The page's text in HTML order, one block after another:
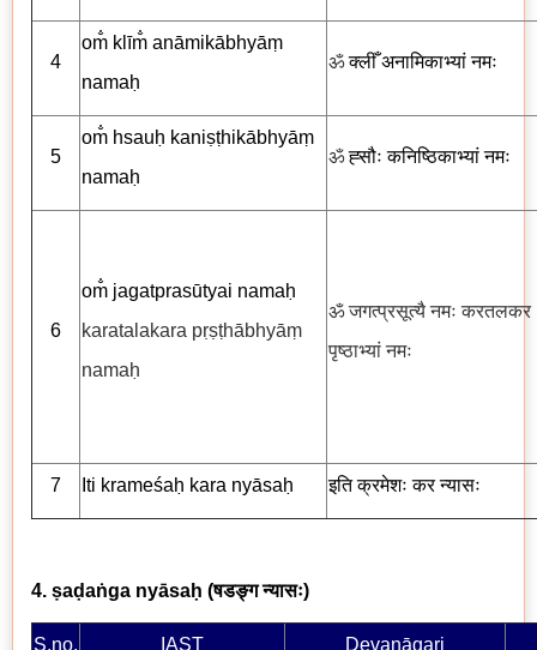
4
om̐ klīm̐ anāmikābhyāṃ
namaḥ
ॐक्लीँ अनामिकाभ्यां नमः
5
om̐ hsauḥ kaniṣṭhikābhyāṃ
namaḥ
ॐह्सौः कनिष्ठिकाभ्यां नमः
6
om̐ jagatprasūtyai namaḥ
karatalakara pṛṣṭhābhyāṃ
namaḥ
ॐ जगत्प्रसूत्यै नमः करतलकर
पृष्ठाभ्यां नमः
7 Iti krameśaḥ kara nyāsaḥ इति क्रमेशः कर न्यासः
4. ṣaḍaṅga nyāsaḥ (षडङ्ग न्यासः)
S.no. IAST Devanāgari